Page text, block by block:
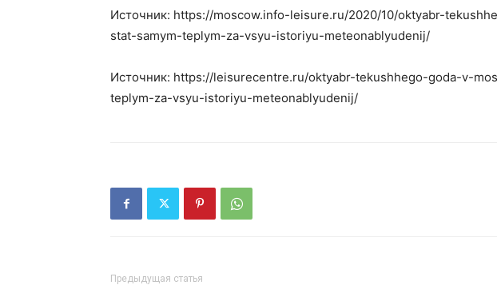
Источник: https://moscow.info-leisure.ru/2020/10/oktyabr-
stat-samym-teplym-za-vsyu-istoriyu-meteonablyudenij/
Источник: https://leisurecentre.ru/oktyabr-tekushhego-goda-v-
teplym-za-vsyu-istoriyu-meteonablyudenij/
Предыдущая статья